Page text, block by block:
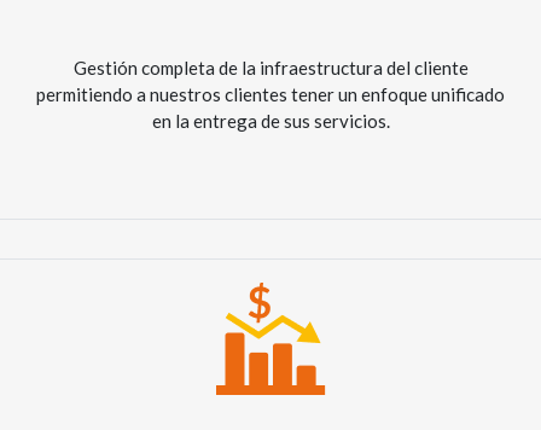
Gestión completa de la infraestructura del cliente
permitiendo a nuestros clientes tener un enfoque unificado
en la entrega de sus servicios.